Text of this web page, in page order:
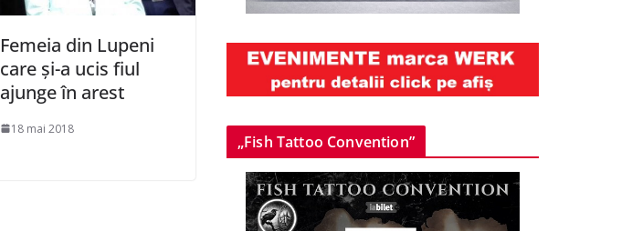
Femeia din Lupeni
care și-a ucis fiul
ajunge în arest
18 mai 2018
„Fish Tattoo Convention”